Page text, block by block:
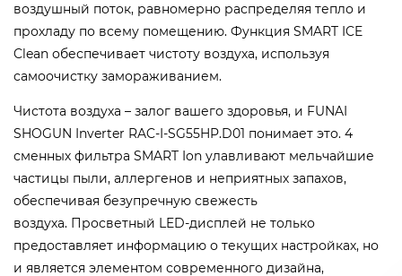
воздушный поток, равномерно распределяя тепло и
прохладу по всему помещению. Функция SMART ICE
Clean обеспечивает чистоту воздуха, используя
самоочистку замораживанием.
Чистота воздуха – залог вашего здоровья, и FUNAI
SHOGUN Inverter RAC-I-SG55HP.D01 понимает это. 4
сменных фильтра SMART Ion улавливают мельчайшие
частицы пыли, аллергенов и неприятных запахов,
обеспечивая безупречную свежесть
воздуха. Просветный LED-дисплей не только
предоставляет информацию о текущих настройках, но
и является элементом современного дизайна,